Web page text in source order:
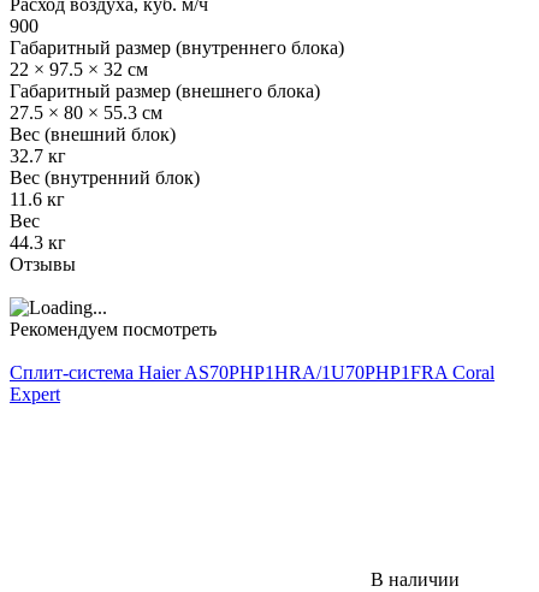
900
Габаритный размер (внутреннего блока)
22 × 97.5 × 32 см
Габаритный размер (внешнего блока)
27.5 × 80 × 55.3 см
Вес (внешний блок)
32.7 кг
Вес (внутренний блок)
11.6 кг
Вес
44.3 кг
Отзывы
Рекомендуем посмотреть
Сплит-система Haier AS70PHP1HRA/1U70PHP1FRA Coral
Expert
В наличии